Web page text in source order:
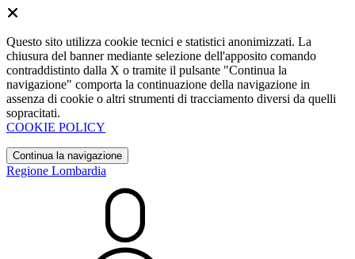
Questo sito utilizza cookie tecnici e statistici anonimizzati. La
chiusura del banner mediante selezione dell'apposito comando
contraddistinto dalla X o tramite il pulsante "Continua la
navigazione" comporta la continuazione della navigazione in
assenza di cookie o altri strumenti di tracciamento diversi da quelli
sopracitati.
COOKIE POLICY
Continua la navigazione
Regione Lombardia